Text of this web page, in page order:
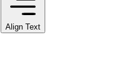
Align Text